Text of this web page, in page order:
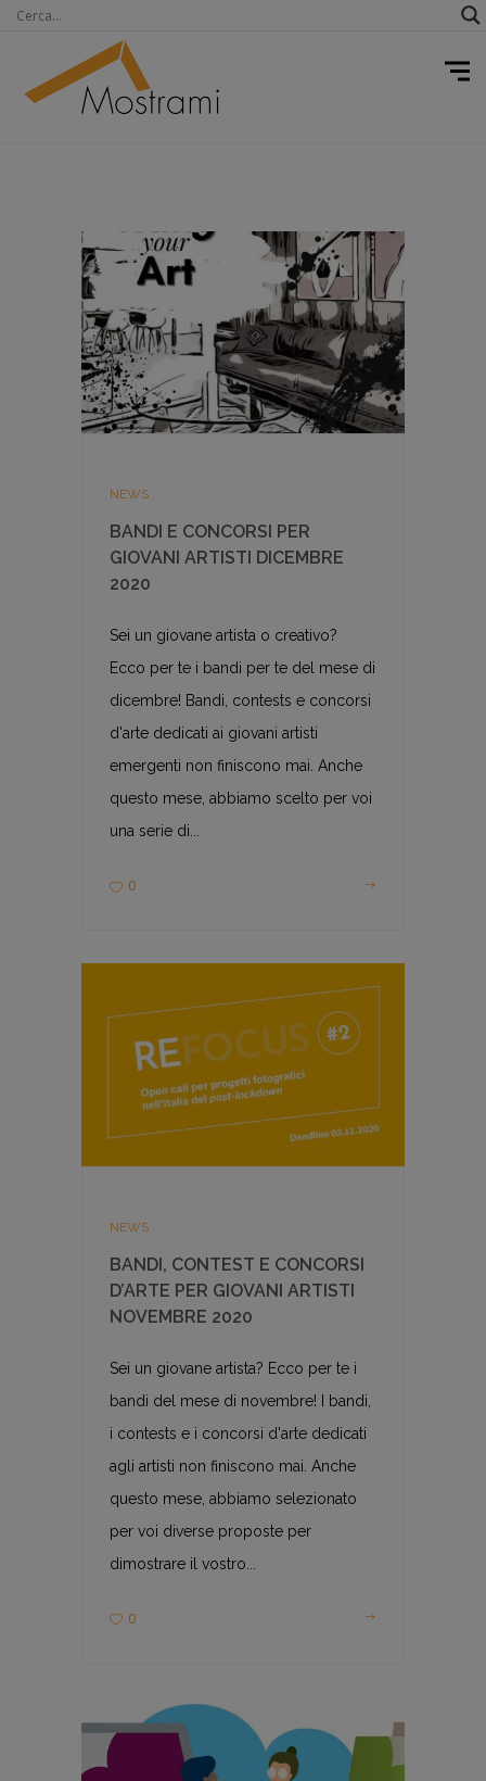
NEWS
BANDI E CONCORSI PER
GIOVANI ARTISTI DICEMBRE
2020
Sei un giovane artista o creativo?
Ecco per te i bandi per te del mese di
dicembre! Bandi, contests e concorsi
d'arte dedicati ai giovani artisti
emergenti non finiscono mai. Anche
questo mese, abbiamo scelto per voi
una serie di...
0
NEWS
BANDI, CONTEST E CONCORSI
D’ARTE PER GIOVANI ARTISTI
NOVEMBRE 2020
Sei un giovane artista? Ecco per te i
bandi del mese di novembre! I bandi,
i contests e i concorsi d'arte dedicati
agli artisti non finiscono mai. Anche
questo mese, abbiamo selezionato
per voi diverse proposte per
dimostrare il vostro...
0